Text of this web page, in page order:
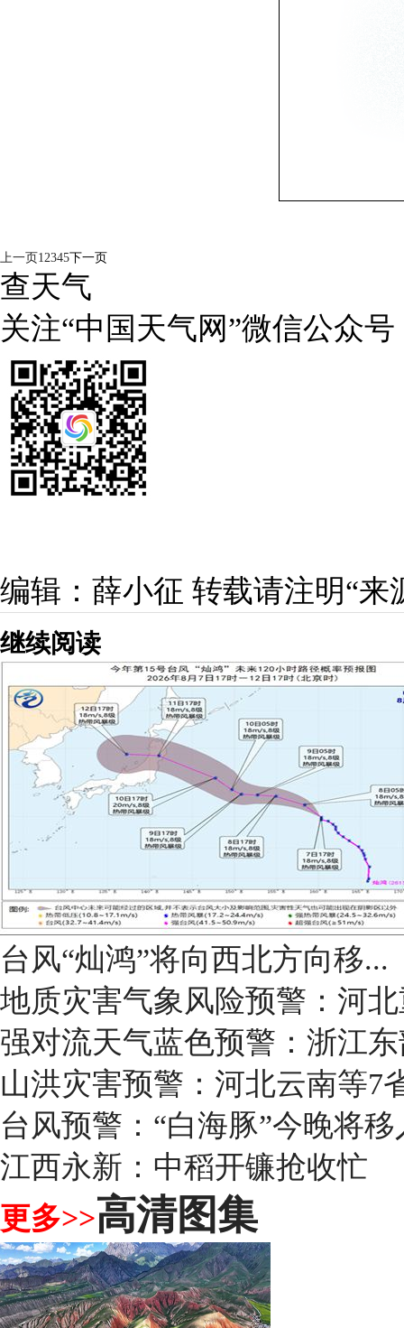
上一页12345下一页
查天气
关注“中国天气网”微信公众号
编辑：薛小征 转载请注明“来
继续阅读
台风“灿鸿”将向西北方向移...
地质灾害气象风险预警：河
强对流天气蓝色预警：浙江
山洪灾害预警：河北云南等7
台风预警：“白海豚”今晚将
江西永新：中稻开镰抢收忙
更多>>高清图集